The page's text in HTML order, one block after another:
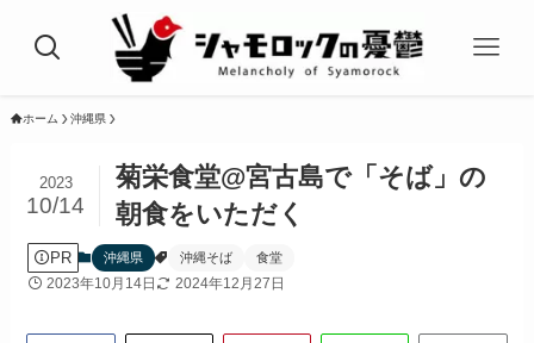
ホーム 沖縄県
菊栄食堂@宮古島で「そば」の
朝食をいただく
2023
10/14
PR 沖縄県 沖縄そば 食堂
2023年10月14日 2024年12月27日